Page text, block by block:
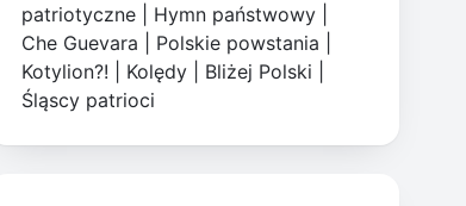
patriotyczne
Hymn państwowy
Che Guevara
Polskie powstania
Kotylion?!
Kolędy Bliżej Polski
Śląscy patrioci